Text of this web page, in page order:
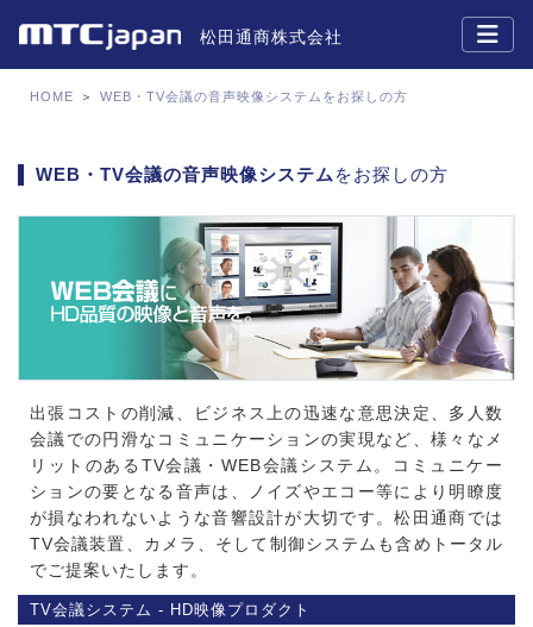
松田通商株式会社
HOME ＞ WEB・TV会議の音声映像システムをお探しの方
WEB・TV会議の音声映像システム をお探しの方
出張コストの削減、ビジネス上の迅速な意思決定、多人数
会議での円滑なコミュニケーションの実現など、様々なメ
リットのあるTV会議・WEB会議システム。コミュニケー
ションの要となる音声は、ノイズやエコー等により明瞭度
が損なわれないような音響設計が大切です。松田通商では
TV会議装置、カメラ、そして制御システムも含めトータル
でご提案いたします。
TV会議システム - HD映像プロダクト